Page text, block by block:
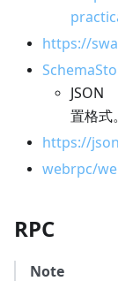
https://
置格式。
https://
webrpc/
RPC
Note